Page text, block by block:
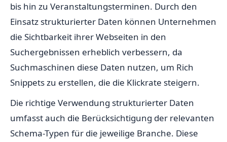
bis hin zu Veranstaltungsterminen. Durch den
Einsatz strukturierter Daten können Unternehmen
die Sichtbarkeit ihrer Webseiten in den
Suchergebnissen erheblich verbessern, da
Suchmaschinen diese Daten nutzen, um Rich
Snippets zu erstellen, die die Klickrate steigern.
Die richtige Verwendung strukturierter Daten
umfasst auch die Berücksichtigung der relevanten
Schema-Typen für die jeweilige Branche. Diese